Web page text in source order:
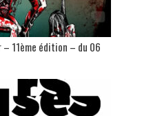
11ème édition – du 06